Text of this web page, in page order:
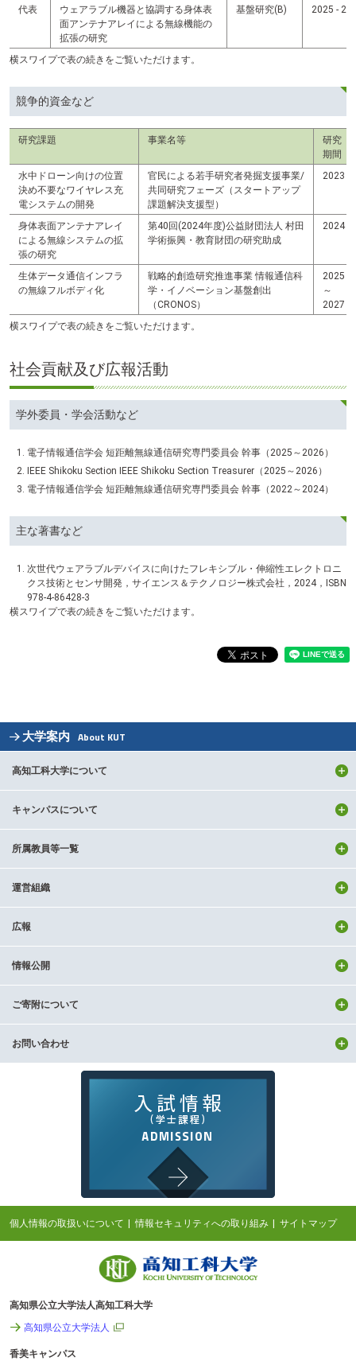
代表
ウェアラブル機器と協調する身体表
面アンテナアレイによる無線機能の
拡張の研究
基盤研究(B) 2025 -
横スワイプで表の続きをご覧いただけます。
競争的資金など
研究課題 事業名等
研究
期間
水中ドローン向けの位置
決め不要なワイヤレス充
電システムの開発
官民による若手研究者発掘支援事業/
共同研究フェーズ（スタートアップ
課題解決支援型）
2023
身体表面アンテナアレイ
による無線システムの拡
張の研究
第40回(2024年度)公益財団法人 村田
学術振興・教育財団の研究助成
2024
生体データ通信インフラ
の無線フルボディ化
戦略的創造研究推進事業 情報通信科
学・イノベーション基盤創出
（CRONOS）
2025
～
2027
横スワイプで表の続きをご覧いただけます。
社会貢献及び広報活動
学外委員・学会活動など
電子情報通信学会 短距離無線通信研究専門委員会 幹事（2025～2026）
IEEE Shikoku Section IEEE Shikoku Section Treasurer（2025～2026）
電子情報通信学会 短距離無線通信研究専門委員会 幹事（2022～2024）
主な著書など
次世代ウェアラブルデバイスに向けたフレキシブル・伸縮性エレクトロニ
クス技術とセンサ開発，サイエンス＆テクノロジー株式会社，2024，ISBN
978-4-86428-3
横スワイプで表の続きをご覧いただけます。
大学案内 About KUT
高知工科大学について
キャンパスについて
所属教員等一覧
運営組織
広報
情報公開
ご寄附について
お問い合わせ
個人情報の取扱いについて 情報セキュリティへの取り組み サイトマップ
高知県公立大学法人高知工科大学
高知県公立大学法人
香美キャンパス